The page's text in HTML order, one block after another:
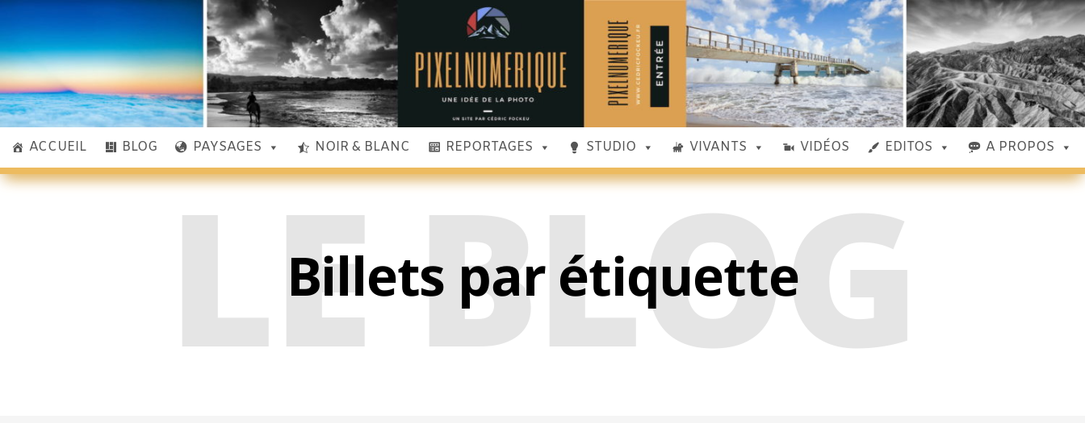
ACCUEIL BLOG PAYSAGES NOIR & BLANC REPORTAGES STUDIO VIVANTS VIDÉOS EDITOS A PROPOS
LE BLOG
Billets par étiquette